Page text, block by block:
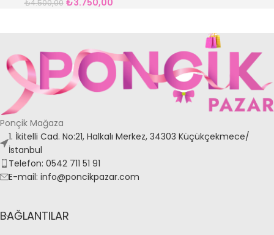
₺4.500,00
Ponçik Mağaza
1. İkitelli Cad. No:21, Halkalı Merkez, 34303 Küçükçekmece/
İstanbul
Telefon: 0542 711 51 91
E-mail: info@poncikpazar.com
BAĞLANTILAR